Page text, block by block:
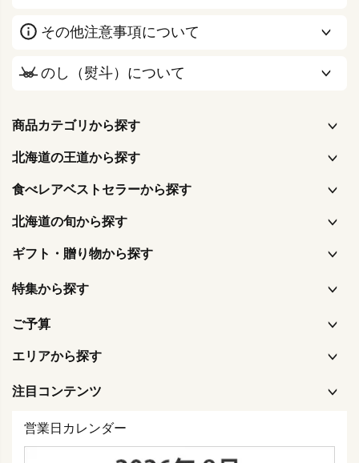
その他注意事項について
のし（熨斗）について
商品カテゴリから探す
北海道の王道から探す
食べレアベストセラーから探す
北海道の旬から探す
ギフト・贈り物から探す
特集から探す
ご予算
エリアから探す
注目コンテンツ
営業日カレンダー